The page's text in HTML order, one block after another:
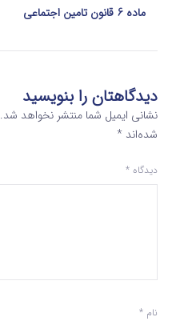
ماده 6 قانون تامین اجتماعی
دیدگاهتان را بنویسید
نشانی ایمیل شما منتشر نخواهد شد.
شده‌اند *
دیدگاه *
نام *